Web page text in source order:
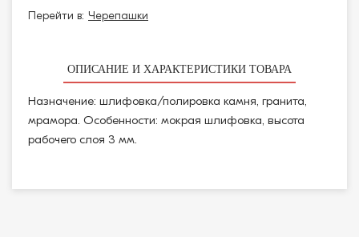
Перейти в: Черепашки
ОПИСАНИЕ И ХАРАКТЕРИСТИКИ ТОВАРА
Назначение: шлифовка/полировка камня, гранита,
мрамора. Особенности: мокрая шлифовка, высота
рабочего слоя 3 мм.